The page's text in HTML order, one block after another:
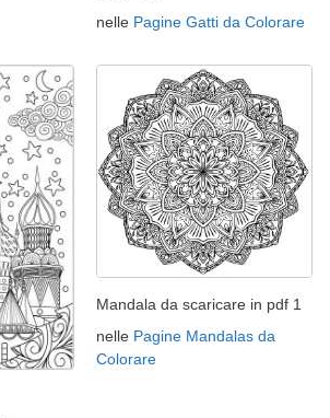
nelle Pagine Gatti da Colorare
Mandala da scaricare in pdf 1
nelle Pagine Mandalas da
Colorare